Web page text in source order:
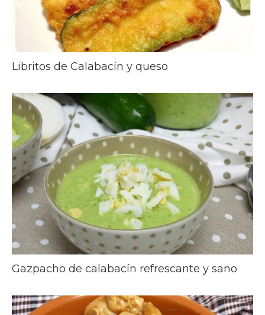
Libritos de Calabacín y queso
Gazpacho de calabacín refrescante y sano